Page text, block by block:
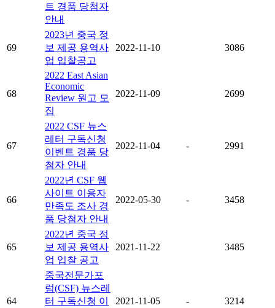
트 경품 당첨자
안내
69
2023년 중국 정
보 제공 용역사
업 입찰공고
2022-11-10 3086
68
2022 East Asian
Economic
Review 원고 모
집
2022-11-09 2699
67
2022 CSF 뉴스
레터 구독신청
이벤트 경품 당
첨자 안내
2022-11-04 - 2991
66
2022년 CSF 웹
사이트 이용자
만족도 조사 경
품 당첨자 안내
2022-05-30 - 3458
65
2022년 중국 정
보 제공 용역사
업 입찰 공고
2021-11-22 3485
64
중국전문가포
럼(CSF) 뉴스레
터 구독신청 이
2021-11-05 - 3214